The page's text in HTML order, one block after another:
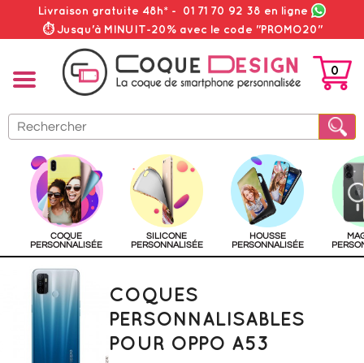
Livraison gratuite 48h* - 01 71 70 92 38 en ligne
⏱ Jusqu'à MINUIT-20% avec le code "PROMO20"
PANIER
0
COQUE
PERSONNALISÉE
SILICONE
PERSONNALISÉE
HOUSSE
PERSONNALISÉE
COQUES
PERSONNALISABLES
POUR OPPO A53